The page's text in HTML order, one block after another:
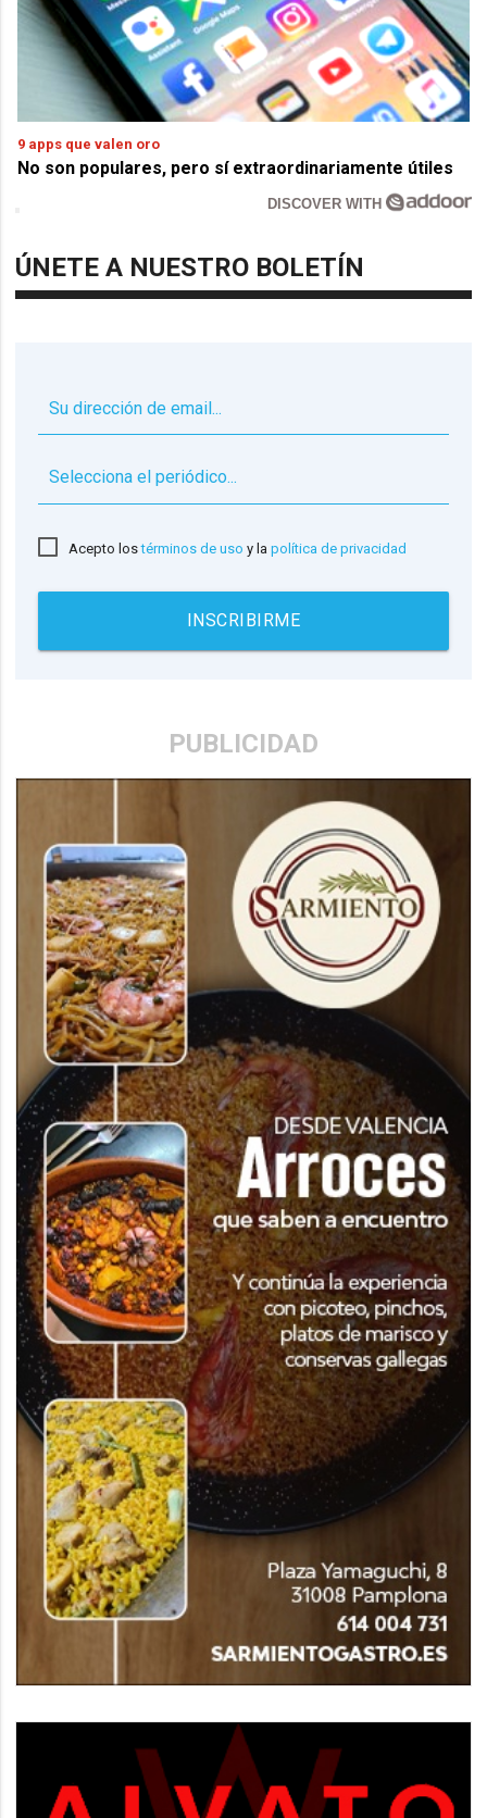
9 apps que valen oro
No son populares, pero sí extraordinariamente útiles
DISCOVER WITH
ÚNETE A NUESTRO BOLETÍN
Acepto lostérminos de uso y lapolítica de privacidad
INSCRIBIRME
PUBLICIDAD